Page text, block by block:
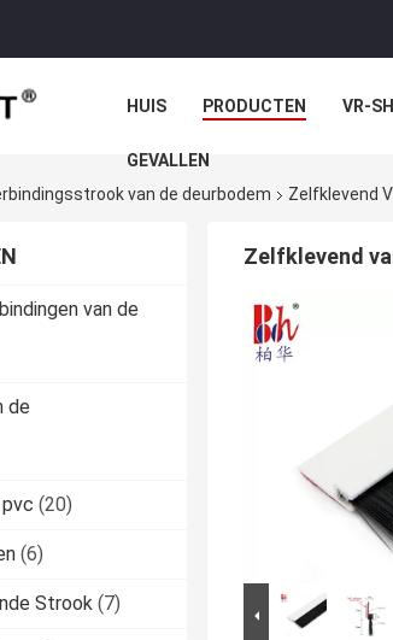
HUIS PRODUCTEN VR-
GEVALLEN
van de deurbodem Zelfklevend
van de
de
(20)
(6)
Strook (7)
Zelfklevend